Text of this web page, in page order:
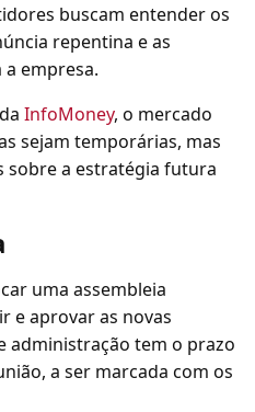
buscam entender os
repentina e as
empresa.
InfoMoney, o mercado
sejam temporárias, mas
sobre a estratégia futura
uma assembleia
e aprovar as novas
administração tem o prazo
a ser marcada com os